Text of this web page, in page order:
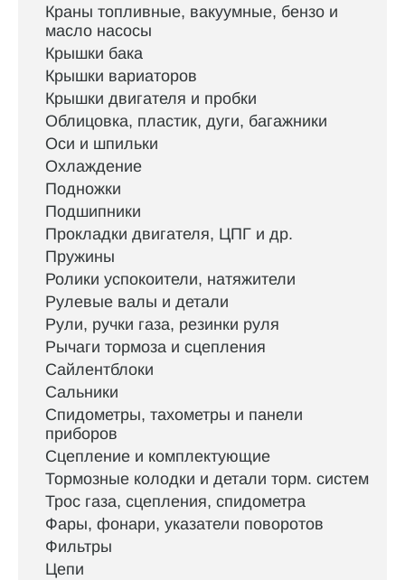
Краны топливные, вакуумные, бензо и
масло насосы
Крышки бака
Крышки вариаторов
Крышки двигателя и пробки
Облицовка, пластик, дуги, багажники
Оси и шпильки
Охлаждение
Подножки
Подшипники
Прокладки двигателя, ЦПГ и др.
Пружины
Ролики успокоители, натяжители
Рулевые валы и детали
Рули, ручки газа, резинки руля
Рычаги тормоза и сцепления
Сайлентблоки
Сальники
Спидометры, тахометры и панели
приборов
Сцепление и комплектующие
Тормозные колодки и детали торм. систем
Трос газа, сцепления, спидометра
Фары, фонари, указатели поворотов
Фильтры
Цепи